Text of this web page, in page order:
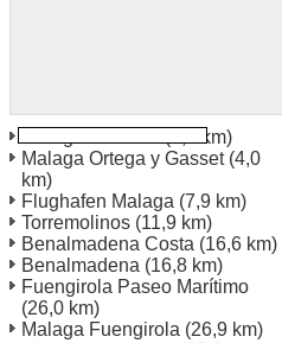
Malaga Bahnhof(1,6 km)
Malaga Ortega y Gasset(4,0
km)
Flughafen Malaga (7,9 km)
Torremolinos (11,9 km)
Benalmadena Costa (16,6 km)
Benalmadena (16,8 km)
Fuengirola Paseo Marítimo
(26,0 km)
Malaga Fuengirola (26,9 km)